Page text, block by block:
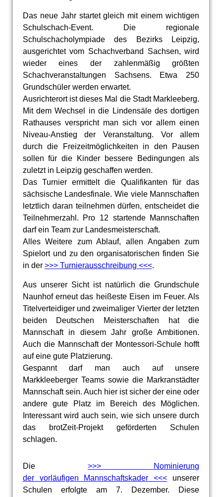
Das neue Jahr startet gleich mit einem wichtigen
Schulschach-Event. Die regionale
Schulschacholympiade des Bezirks Leipzig,
ausgerichtet vom Schachverband Sachsen, wird
wieder eines der zahlenmäßig größten
Schachveranstaltungen Sachsens. Etwa 250
Grundschüler werden erwartet.
Ausrichterort ist dieses Mal die Stadt Markleeberg.
Mit dem Wechsel in die Lindensäle des dortigen
Rathauses verspricht man sich vor allem einen
Niveau-Anstieg der Veranstaltung. Vor allem
durch die Freizeitmöglichkeiten in den Pausen
sollen für die Kinder bessere Bedingungen als
zuletzt in Leipzig geschaffen werden.
Das Turnier ermittelt die Qualifikanten für das
sächsische Landesfinale. Wie viele Mannschaften
letztlich daran teilnehmen dürfen, entscheidet die
Teilnehmerzahl. Pro 12 startende Mannschaften
darf ein Team zur Landesmeisterschaft.
Alles Weitere zum Ablauf, allen Angaben zum
Spielort und zu den organisatorischen finden Sie
in der >>> Turnierausschreibung <<<.
Aus unserer Sicht ist natürlich die Grundschule
Naunhof erneut das heißeste Eisen im Feuer. Als
Titelverteidiger und zweimaliger Vierter der letzten
beiden Deutschen Meisterschaften hat die
Mannschaft in diesem Jahr große Ambitionen.
Auch die Mannschaft der Montessori-Schule hofft
auf eine gute Platzierung.
Gespannt darf man auch auf unsere
Markkleeberger Teams sowie die Markranstädter
Mannschaft sein. Auch hier ist sicher der eine oder
andere gute Platz im Bereich des Möglichen.
Interessant wird auch sein, wie sich unsere durch
das brotZeit-Projekt geförderten Schulen
schlagen.
Die >>> Nominierung
der vorläufigen Mannschaftskader <<< unserer
Schulen erfolgte am 7. Dezember. Diese